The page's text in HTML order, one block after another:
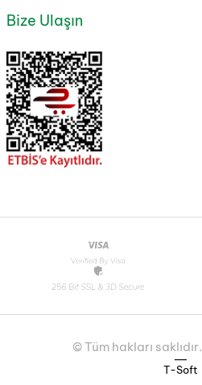
Bize Ulaşın
© Tüm hakları saklıdır.
|
T-Soft